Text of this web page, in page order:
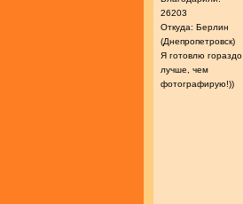
26203
Откуда: Берлин
(Днепропетровск)
Я готовлю гораздо
лучше, чем
фотографирую!))